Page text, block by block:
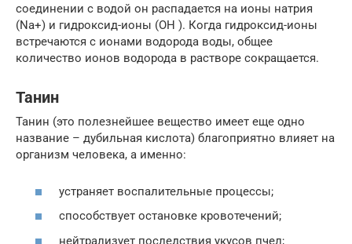
соединении с водой он распадается на ионы натрия
(Na+) и гидроксид-ионы (ОН ). Когда гидроксид-ионы
встречаются с ионами водорода воды, общее
количество ионов водорода в растворе сокращается.
Танин
Танин (это полезнейшее вещество имеет еще одно
название – дубильная кислота) благоприятно влияет на
организм человека, а именно:
устраняет воспалительные процессы;
способствует остановке кровотечений;
нейтрализует последствия укусов пчел;